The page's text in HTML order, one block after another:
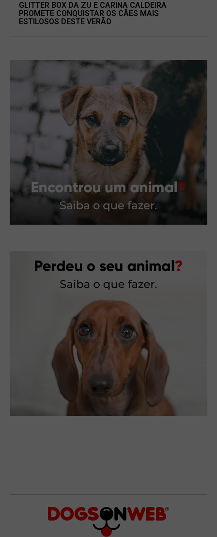
GLITTER BOX DA ZU E CARINA CALDEIRA
PROMETE CONQUISTAR OS CÃES MAIS
ESTILOSOS DESTE VERÃO